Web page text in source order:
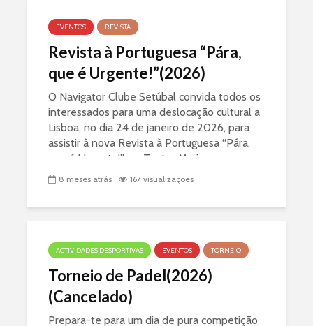
EVENTOS REVISTA
Revista à Portuguesa “Pára,
que é Urgente!”(2026)
O Navigator Clube Setúbal convida todos os
interessados para uma deslocação cultural a
Lisboa, no dia 24 de janeiro de 2026, para
assistir à nova Revista à Portuguesa “Pára,
que é Urgente!”, no Teatro Maria...
8 meses atrás 167 visualizações
ACTIVIDADES DESPORTIVAS EVENTOS TORNEIO
Torneio de Padel(2026)
(Cancelado)
Prepara-te para um dia de pura competição